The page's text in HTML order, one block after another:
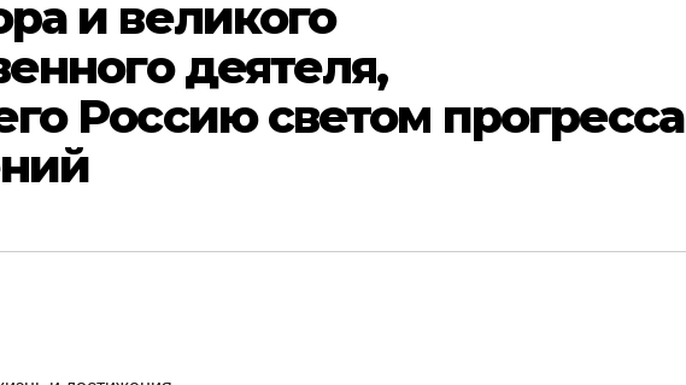
и великого
деятеля,
Россию светом прогресса